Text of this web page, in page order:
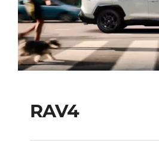
RAV4
RAV4